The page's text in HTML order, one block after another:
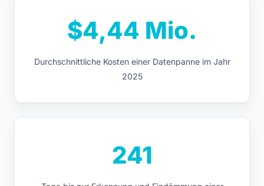
$4,44 Mio.
Durchschnittliche Kosten einer Datenpanne im Jahr
2025
241